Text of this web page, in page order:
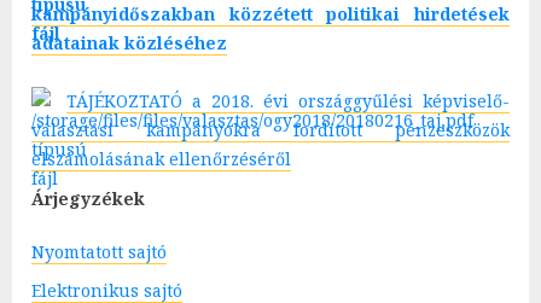
kampányidőszakban közzétett politikai hirdetések
adatainak közléséhez
TÁJÉKOZTATÓ a 2018. évi országgyűlési képviselő-
választási kampányokra fordított pénzeszközök
elszámolásának ellenőrzéséről
Árjegyzékek
Nyomtatott sajtó
Elektronikus sajtó